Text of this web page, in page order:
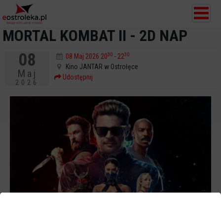
MORTAL KOMBAT II - 2D NAP
08
Maj
2026
08 Maj 2026 2030 - 2230
Kino JANTAR w Ostrołęce
Udostępnij